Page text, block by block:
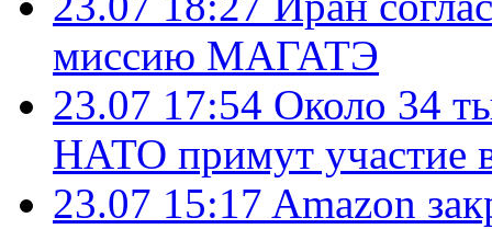
миссию МАГАТЭ
23.07 17:54 Около 34
НАТО примут участие
23.07 15:17 Amazon